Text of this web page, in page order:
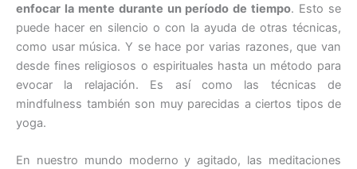
enfocar la mente durante un período de tiempo. Esto se
puede hacer en silencio o con la ayuda de otras técnicas,
como usar música. Y se hace por varias razones, que van
desde fines religiosos o espirituales hasta un método para
evocar la relajación. Es así como las técnicas de
mindfulness también son muy parecidas a ciertos tipos de
yoga.
En nuestro mundo moderno y agitado, las meditaciones